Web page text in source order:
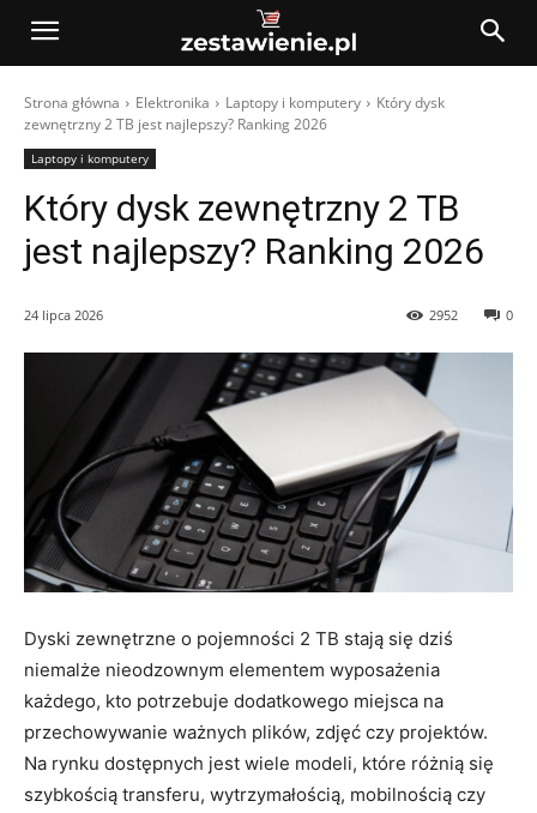
Strona główna Elektronika Laptopy i komputery
Który dysk
zewnętrzny 2 TB jest najlepszy? Ranking 2026
Laptopy i komputery
Który dysk zewnętrzny 2 TB
jest najlepszy? Ranking 2026
24 lipca 2026 0
2952
Dyski zewnętrzne o pojemności 2 TB stają się dziś
niemalże nieodzownym elementem wyposażenia
każdego, kto potrzebuje dodatkowego miejsca na
przechowywanie ważnych plików, zdjęć czy projektów.
Na rynku dostępnych jest wiele modeli, które różnią się
szybkością transferu, wytrzymałością, mobilnością czy